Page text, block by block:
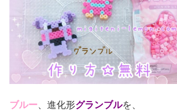
ブルー、進化形グランブルを、